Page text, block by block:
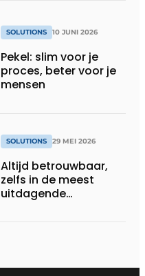
SOLUTIONS 10 JUNI 2026
Pekel: slim voor je
proces, beter voor je
mensen
SOLUTIONS 29 MEI 2026
Altijd betrouwbaar,
zelfs in de meest
uitdagende